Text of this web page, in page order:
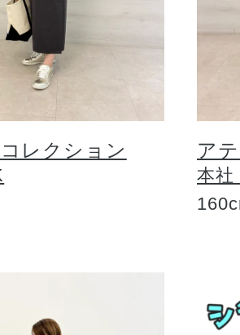
レクション ア
本